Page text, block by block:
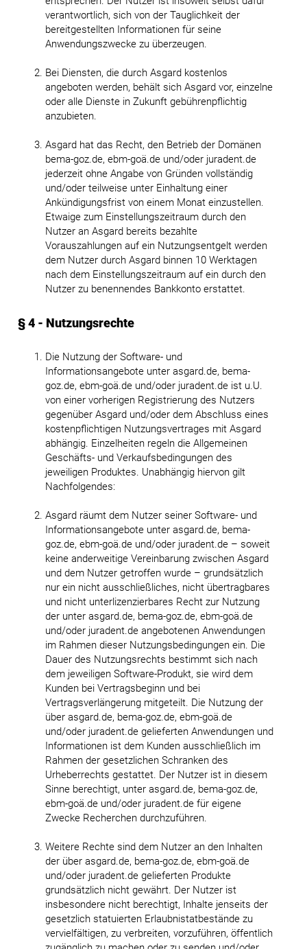
verantwortlich, sich von der Tauglichkeit der
bereitgestellten Informationen für seine
Anwendungszwecke zu überzeugen.
Bei Diensten, die durch Asgard kostenlos
angeboten werden, behält sich Asgard vor, einzelne
oder alle Dienste in Zukunft gebührenpflichtig
anzubieten.
Asgard hat das Recht, den Betrieb der Domänen
bema-goz.de, ebm-goä.de und/oder juradent.de
jederzeit ohne Angabe von Gründen vollständig
und/oder teilweise unter Einhaltung einer
Ankündigungsfrist von einem Monat einzustellen.
Etwaige zum Einstellungszeitraum durch den
Nutzer an Asgard bereits bezahlte
Vorauszahlungen auf ein Nutzungsentgelt werden
dem Nutzer durch Asgard binnen 10 Werktagen
nach dem Einstellungszeitraum auf ein durch den
Nutzer zu benennendes Bankkonto erstattet.
§ 4 - Nutzungsrechte
Die Nutzung der Software- und
Informationsangebote unter asgard.de, bema-
goz.de, ebm-goä.de und/oder juradent.de ist u.U.
von einer vorherigen Registrierung des Nutzers
gegenüber Asgard und/oder dem Abschluss eines
kostenpflichtigen Nutzungsvertrages mit Asgard
abhängig. Einzelheiten regeln die Allgemeinen
Geschäfts- und Verkaufsbedingungen des
jeweiligen Produktes. Unabhängig hiervon gilt
Nachfolgendes:
Asgard räumt dem Nutzer seiner Software- und
Informationsangebote unter asgard.de, bema-
goz.de, ebm-goä.de und/oder juradent.de – soweit
keine anderweitige Vereinbarung zwischen Asgard
und dem Nutzer getroffen wurde – grundsätzlich
nur ein nicht ausschließliches, nicht übertragbares
und nicht unterlizenzierbares Recht zur Nutzung
der unter asgard.de, bema-goz.de, ebm-goä.de
und/oder juradent.de angebotenen Anwendungen
im Rahmen dieser Nutzungsbedingungen ein. Die
Dauer des Nutzungsrechts bestimmt sich nach
dem jeweiligen Software-Produkt, sie wird dem
Kunden bei Vertragsbeginn und bei
Vertragsverlängerung mitgeteilt. Die Nutzung der
über asgard.de, bema-goz.de, ebm-goä.de
und/oder juradent.de gelieferten Anwendungen und
Informationen ist dem Kunden ausschließlich im
Rahmen der gesetzlichen Schranken des
Urheberrechts gestattet. Der Nutzer ist in diesem
Sinne berechtigt, unter asgard.de, bema-goz.de,
ebm-goä.de und/oder juradent.de für eigene
Zwecke Recherchen durchzuführen.
Weitere Rechte sind dem Nutzer an den Inhalten
der über asgard.de, bema-goz.de, ebm-goä.de
und/oder juradent.de gelieferten Produkte
grundsätzlich nicht gewährt. Der Nutzer ist
insbesondere nicht berechtigt, Inhalte jenseits der
gesetzlich statuierten Erlaubnistatbestände zu
vervielfältigen, zu verbreiten, vorzuführen, öffentlich